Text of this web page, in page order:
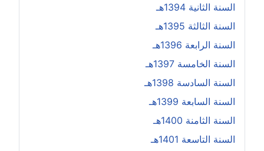
السنة الثانية 1394هـ
السنة الثالثة 1395هـ
السنة الرابعة 1396هـ
السنة الخامسة 1397هـ
السنة السادسة 1398هـ
السنة السابعة 1399هـ
السنة الثامنة 1400هـ
السنة التاسعة 1401هـ